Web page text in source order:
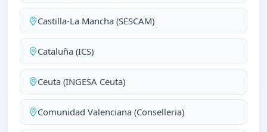
Castilla-La Mancha (SESCAM)
Cataluña (ICS)
Ceuta (INGESA Ceuta)
Comunidad Valenciana (Conselleria)